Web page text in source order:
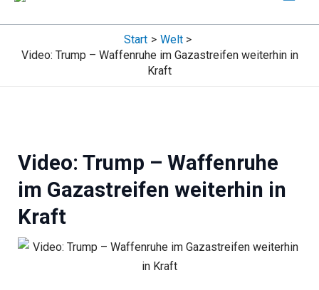
Start
Welt
Video: Trump – Waffenruhe im Gazastreifen weiterhin in
Kraft
Video: Trump – Waffenruhe
im Gazastreifen weiterhin in
Kraft